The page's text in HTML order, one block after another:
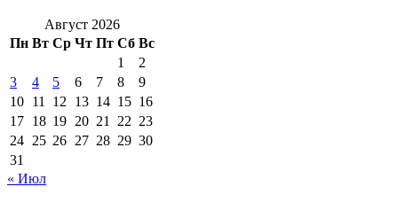
Август 2026
Пн Вт Ср Чт Пт Сб Вс
1
2
3
4 5 6 7 8
9
10 11 12 13 14 15 16
17 18 19 20 21 22 23
24 25 26 27 28 29 30
31
« Июл